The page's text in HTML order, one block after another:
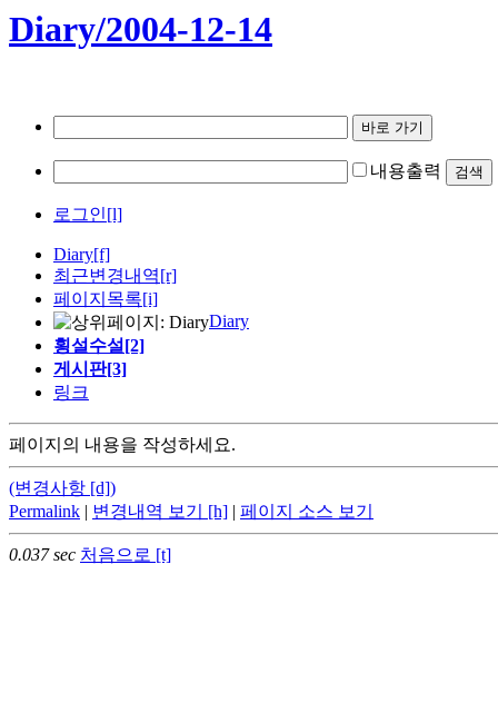
Diary/2004-12-14
내용출력
로그인[l]
Diary[f]
최근변경내역[r]
페이지목록[i]
Diary
횡설수설[2]
게시판[3]
링크
페이지의 내용을 작성하세요.
(변경사항 [d])
Permalink | 변경내역 보기 [h] | 페이지 소스 보기
0.037 sec 처음으로 [t]